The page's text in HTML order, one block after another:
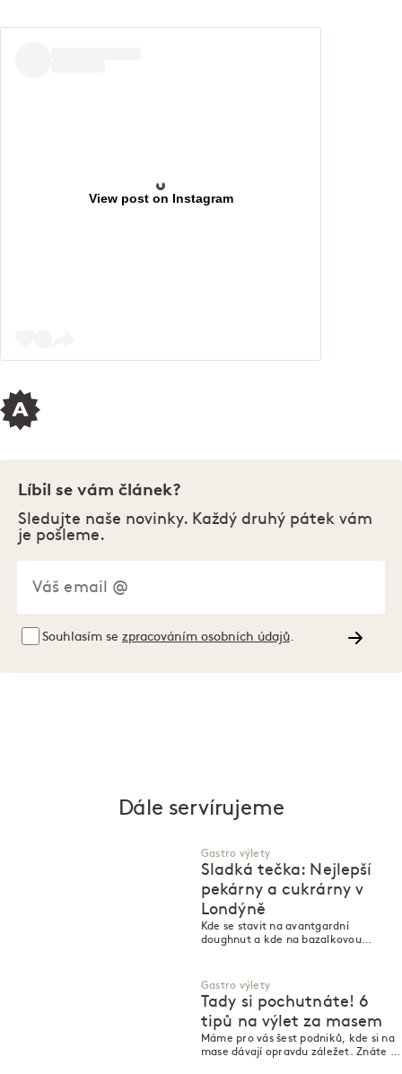
View post on Instagram
Líbil se vám článek?
Sledujte naše novinky. Každý druhý pátek vám
je pošleme.
Souhlasím se zpracováním osobních údajů
Dále servírujeme
Gastro výlety
Sladká tečka: Nejlepší
pekárny a cukrárny v
Londýně
Kde se stavit na avantgardní
doughnut a kde na bazalkovou
Gastro výlety
Tady si pochutnáte! 6
tipů na výlet za masem
Máme pro vás šest podniků, kde si na
mase dávají opravdu záležet. Znáte je